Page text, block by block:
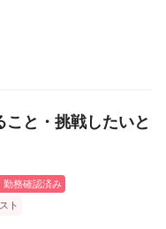
と・挑戦したいと
勤務確認済み
ト